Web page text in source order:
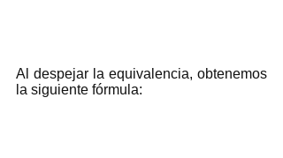
Al despejar la equivalencia, obtenemos
la siguiente fórmula: